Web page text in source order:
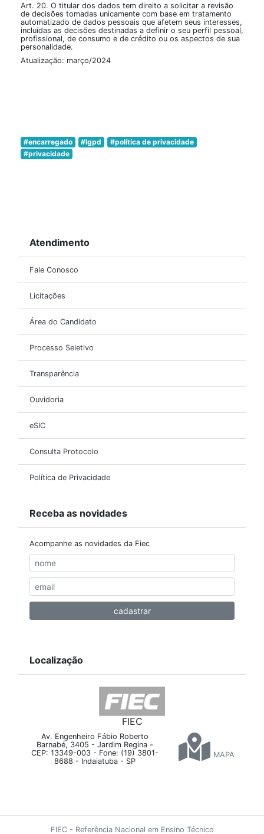
Art. 20. O titular dos dados tem direito a solicitar a revisão
de decisões tomadas unicamente com base em tratamento
automatizado de dados pessoais que afetem seus interesses,
incluídas as decisões destinadas a definir o seu perfil pessoal,
profissional, de consumo e de crédito ou os aspectos de sua
personalidade.
Atualização: março/2024
#encarregado #lgpd
#política de privacidade
#privacidade
Atendimento
Fale Conosco
Licitações
Área do Candidato
Processo Seletivo
Transparência
Ouvidoria
eSIC
Consulta Protocolo
Política de Privacidade
Receba as novidades
Acompanhe as novidades da Fiec
Localização
FIEC
Av. Engenheiro Fábio Roberto
Barnabé, 3405 - Jardim Regina -
CEP: 13349-003 - Fone: (19) 3801-
8688 - Indaiatuba - SP
MAPA
FIEC - Referência Nacional em Ensino Técnico